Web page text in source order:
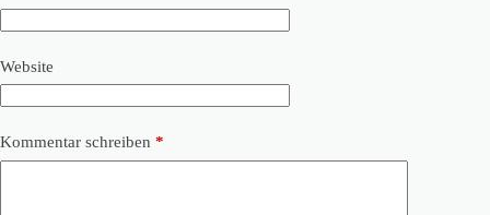
Website
Kommentar schreiben *